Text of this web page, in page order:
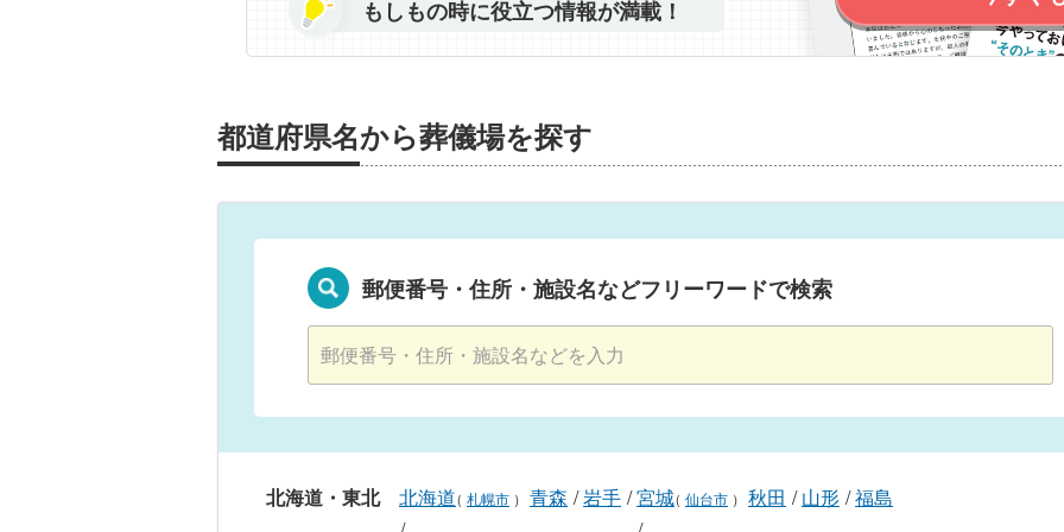
もしもの時に役立つ情報が満載！
都道府県名から葬儀場を探す
郵便番号・住所・施設名などフリーワードで検索
北海道・東北 北海道（ 札幌市 ） 青森 /岩手 /宮城（ 仙台市 ） 秋田 /山形 /福島